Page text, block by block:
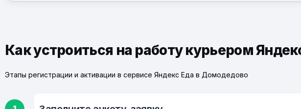
Как устроиться на работу курьером
Этапы регистрации и активации в сервисе Яндекс Еда в Домодедово